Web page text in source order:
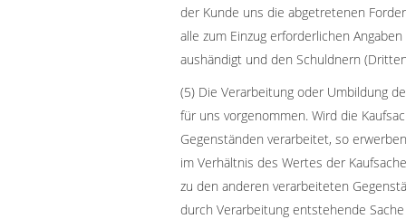
der Kunde uns die abgetretenen
alle zum Einzug erforderlichen
aushändigt und den Schuldnern
(5) Die Verarbeitung oder Umbildung
für uns vorgenommen. Wird die
Gegenständen verarbeitet, so
im Verhältnis des Wertes der
zu den anderen verarbeiteten
durch Verarbeitung entstehende